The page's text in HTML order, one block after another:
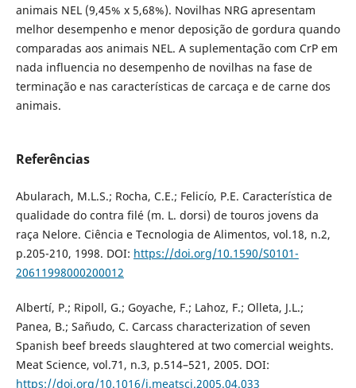
animais NEL (9,45% x 5,68%). Novilhas NRG apresentam
melhor desempenho e menor deposição de gordura quando
comparadas aos animais NEL. A suplementação com CrP em
nada influencia no desempenho de novilhas na fase de
terminação e nas características de carcaça e de carne dos
animais.
Referências
Abularach, M.L.S.; Rocha, C.E.; Felicío, P.E. Característica de
qualidade do contra filé (m. L. dorsi) de touros jovens da
raça Nelore. Ciência e Tecnologia de Alimentos, vol.18, n.2,
p.205-210, 1998. DOI: https://doi.org/10.1590/S0101-
20611998000200012
Albertí, P.; Ripoll, G.; Goyache, F.; Lahoz, F.; Olleta, J.L.;
Panea, B.; Sañudo, C. Carcass characterization of seven
Spanish beef breeds slaughtered at two comercial weights.
Meat Science, vol.71, n.3, p.514–521, 2005. DOI:
https://doi.org/10.1016/j.meatsci.2005.04.033